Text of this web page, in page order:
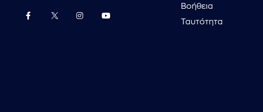
Βοήθεια
Ταυτότητα